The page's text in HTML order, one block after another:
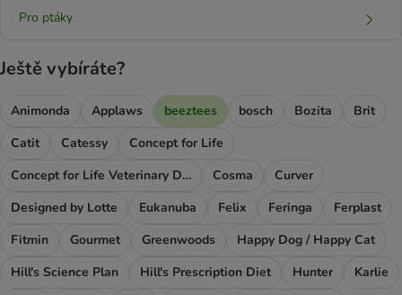
Pro ptáky
Ještě vybíráte?
Animonda Applaws beeztees bosch Bozita
Brit
Catit
Catessy
Concept for Life
Concept for Life Veterinary Diet
Cosma
Curver
Designed by Lotte
Eukanuba Felix Feringa
Ferplast
Fitmin
Gourmet Greenwoods
Happy Dog / Happy Cat
Hill's Science Plan
Hill's Prescription Diet Hunter
Karlie